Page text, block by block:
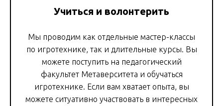
Учиться и волонтерить
Мы проводим как отдельные мастер-классы
по игротехнике, так и длительные курсы. Вы
можете поступить на педагогический
факультет Метаверситета и обучаться
игротехнике. Если вам хватает опыта, вы
можете ситуативно участвовать в интересных